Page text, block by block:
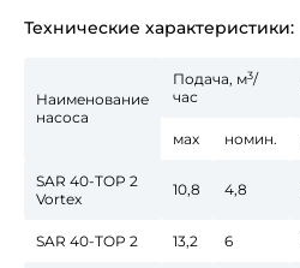
Технические характеристики:
Hаименование
насоса
Подача, м3/
час
мах
номин.
SAR 40-TOP 2
Vortex
10,8 4,8
SAR 40-TOP 2 13,2 6